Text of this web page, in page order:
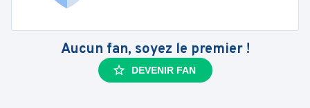
Aucun fan, soyez le premier !
DEVENIR FAN